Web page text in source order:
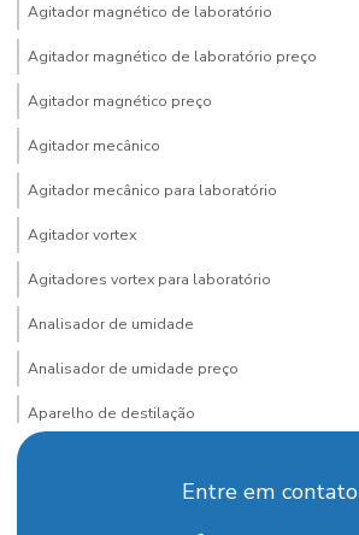
Agitador magnético de laboratório
Agitador magnético de laboratório preço
Agitador magnético preço
Agitador mecânico
Agitador mecânico para laboratório
Agitador vortex
Agitadores vortex para laboratório
Analisador de umidade
Analisador de umidade preço
Aparelho de destilação
Aparelho para determinação de arsênio
Entre em contato